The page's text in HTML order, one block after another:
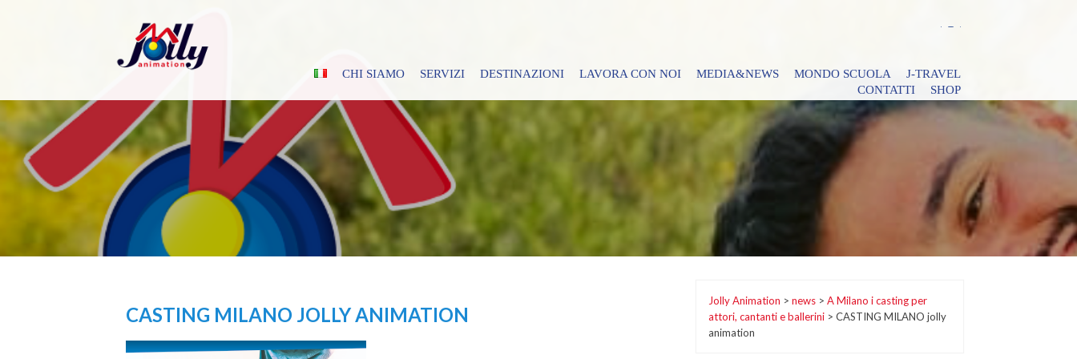
CHI SIAMO SERVIZI DESTINAZIONI LAVORA CON NOI MEDIA&NEWS MONDO SCUOLA
J-TRAVEL
CONTATTI
SHOP
CASTING MILANO JOLLY ANIMATION
Jolly Animation > news> A Milano i casting per
attori, cantanti e ballerini> CASTING MILANO jolly
animation